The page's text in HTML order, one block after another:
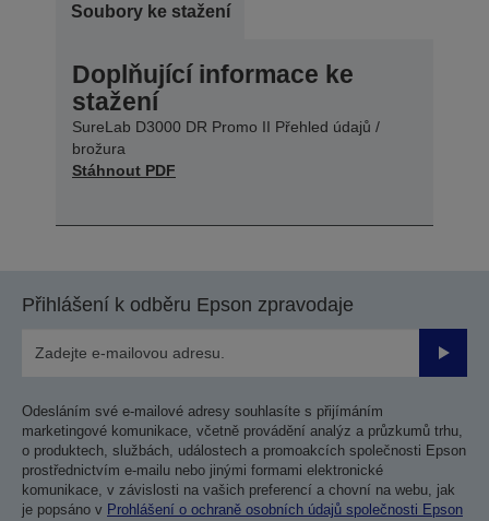
Soubory ke stažení
Doplňující informace ke
stažení
SureLab D3000 DR Promo II Přehled údajů /
brožura
Stáhnout PDF
Přihlášení k odběru Epson zpravodaje
Odesláním své e-mailové adresy souhlasíte s přijímáním
marketingové komunikace, včetně provádění analýz a průzkumů trhu,
o produktech, službách, událostech a promoakcích společnosti Epson
prostřednictvím e-mailu nebo jinými formami elektronické
komunikace, v závislosti na vašich preferencí a chovní na webu, jak
je popsáno v Prohlášení o ochraně osobních údajů společnosti Epson